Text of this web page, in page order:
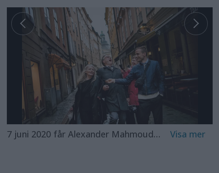
7 juni 2020 får Alexander Mahmoud ett mejl av Horace Engdahl som frågar om han får köpa bilden som Alexander har tagit av honom och Kristina Lugn i en gränd i Gamla stan. Bilden togs 2018 då Akademien genomgick sin största kris någonsin efter DN:s granskning av »Kulturprofilen«. Foto: Alexander Mahmoud